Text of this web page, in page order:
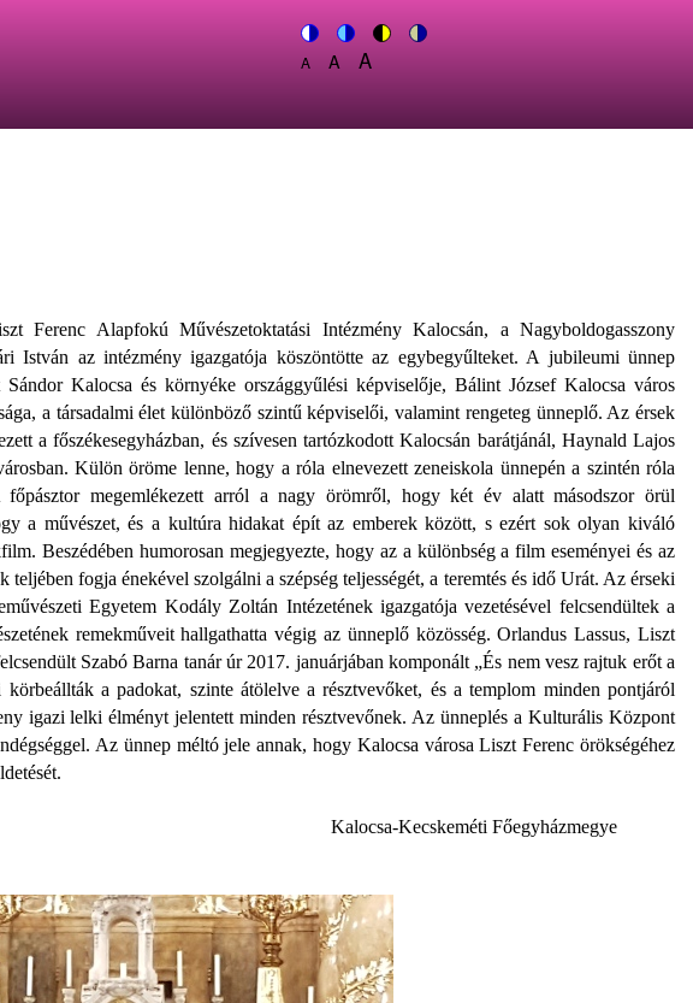
Switch
theme
Switch
themevisibilitytheme
A
size
A
size
A
size
Ferenc Alapfokú Művészetoktatási Intézmény Kalocsán, a Nagyboldogasszony
István az intézmény igazgatója köszöntötte az egybegyűlteket. A jubileumi ünnep
Kalocsa és környéke országgyűlési képviselője, Bálint József Kalocsa város
a társadalmi élet különböző szintű képviselői, valamint rengeteg ünneplő. Az érsek
a főszékesegyházban, és szívesen tartózkodott Kalocsán barátjánál, Haynald Lajos
Külön öröme lenne, hogy a róla elnevezett zeneiskola ünnepén a szintén róla
megemlékezett arról a nagy örömről, hogy két év alatt másodszor örül
a művészet, és a kultúra hidakat épít az emberek között, s ezért sok olyan kiváló
Beszédében humorosan megjegyezte, hogy az a különbség a film eseményei és az
fogja énekével szolgálni a szépség teljességét, a teremtés és idő Urát. Az érseki
Egyetem Kodály Zoltán Intézetének igazgatója vezetésével felcsendültek a
remekműveit hallgathatta végig az ünneplő közösség. Orlandus Lassus, Liszt
Szabó Barna tanár úr 2017. januárjában komponált „És nem vesz rajtuk erőt a
a padokat, szinte átölelve a résztvevőket, és a templom minden pontjáról
igazi lelki élményt jelentett minden résztvevőnek. Az ünneplés a Kulturális Központ
Az ünnep méltó jele annak, hogy Kalocsa városa Liszt Ferenc örökségéhez
Kalocsa-Kecskeméti Főegyházmegye